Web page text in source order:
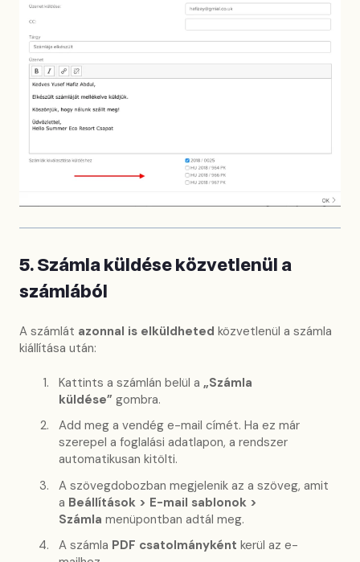
5. Számla küldése közvetlenül a
számlából
A számlát azonnal is elküldheted közvetlenül a számla
kiállítása után:
Kattints a számlán belül a „Számla
küldése” gombra.
Add meg a vendég e-mail címét. Ha ez már
szerepel a foglalási adatlapon, a rendszer
automatikusan kitölti.
A szövegdobozban megjelenik az a szöveg, amit
a Beállítások > E-mail sablonok >
Számla menüpontban adtál meg.
A számla PDF csatolmányként kerül az e-